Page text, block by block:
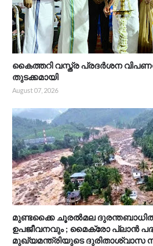
കൈത്തറി വസ്ത്ര പ്രദർശന
തുടക്കമായി
August 07, 2026
മുണ്ടക്കൈ ചൂരൽമല
ഉപജീവനവും ; മൈക്രോ പ്ലാൻ
മുഖ്യമന്ത്രിയുടെ ദുരിതാശ്വാസ